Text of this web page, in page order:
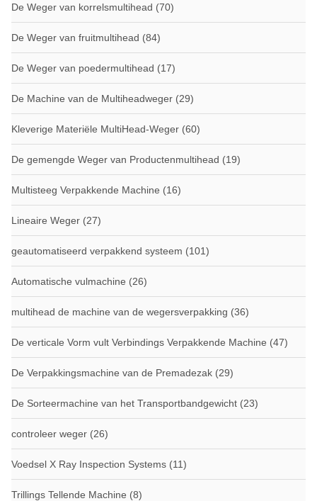
De Weger van korrelsmultihead (70)
De Weger van fruitmultihead (84)
De Weger van poedermultihead (17)
De Machine van de Multiheadweger (29)
Kleverige Materiële MultiHead-Weger (60)
De gemengde Weger van Productenmultihead (19)
Multisteeg Verpakkende Machine (16)
Lineaire Weger (27)
geautomatiseerd verpakkend systeem (101)
Automatische vulmachine (26)
multihead de machine van de wegersverpakking (36)
De verticale Vorm vult Verbindings Verpakkende Machine (47)
De Verpakkingsmachine van de Premadezak (29)
De Sorteermachine van het Transportbandgewicht (23)
controleer weger (26)
Voedsel X Ray Inspection Systems (11)
Trillings Tellende Machine (8)